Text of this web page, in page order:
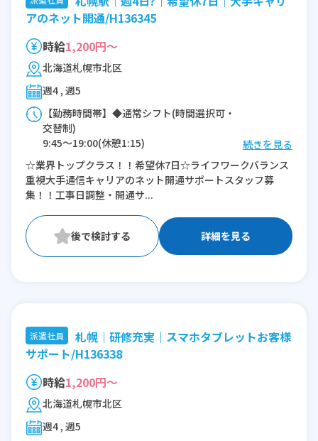
アのネット開通/H136345
時給1,200円～
北海道札幌市北区
週4 , 週5
【勤務時間帯】◆通常シフト(時間選択可・
交替制)
9:45〜19:00(休憩1:15)
※残業：0〜5時間程度/月
続きを見る
☆業界トップクラス！！希望休7日☆ライフワークバランス
重視大手通信キャリアのネット開通サポートスタッフ募
集！！工事日調整・開通サ...
詳細を見る
派遣社員
札幌｜研修充実｜スマホタブレットお客様
サポート/H136338
時給1,200円～
北海道札幌市北区
週4 , 週5